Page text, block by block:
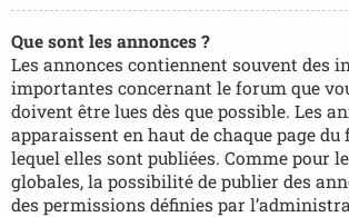
Que sont les annonces ?
Les annonces contiennent souvent des
importantes concernant le forum que
doivent être lues dès que possible. Les
apparaissent en haut de chaque page du
lequel elles sont publiées. Comme pour
globales, la possibilité de publier des
des permissions définies par